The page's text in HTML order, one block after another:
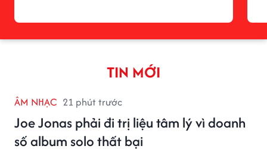
TIN MỚI
ÂM NHẠC 21 phút trước
Joe Jonas phải đi trị liệu tâm lý vì doanh
số album solo thất bại